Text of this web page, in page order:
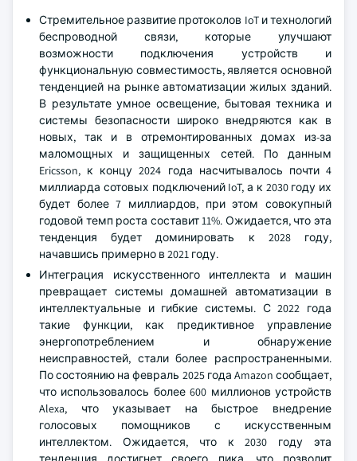
Стремительное развитие протоколов IoT и технологий
беспроводной связи, которые улучшают
возможности подключения устройств и
функциональную совместимость, является основной
тенденцией на рынке автоматизации жилых зданий.
В результате умное освещение, бытовая техника и
системы безопасности широко внедряются как в
новых, так и в отремонтированных домах из-за
маломощных и защищенных сетей. По данным
Ericsson, к концу 2024 года насчитывалось почти 4
миллиарда сотовых подключений IoT, а к 2030 году их
будет более 7 миллиардов, при этом совокупный
годовой темп роста составит 11%. Ожидается, что эта
тенденция будет доминировать к 2028 году,
начавшись примерно в 2021 году.
Интеграция искусственного интеллекта и машин
превращает системы домашней автоматизации в
интеллектуальные и гибкие системы. С 2022 года
такие функции, как предиктивное управление
энергопотреблением и обнаружение
неисправностей, стали более распространенными.
По состоянию на февраль 2025 года Amazon сообщает,
что использовалось более 600 миллионов устройств
Alexa, что указывает на быстрое внедрение
голосовых помощников с искусственным
интеллектом. Ожидается, что к 2030 году эта